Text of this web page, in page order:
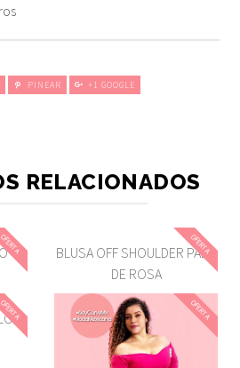
PINEAR +1 GOOGLE
RELACIONADOS
V
OFERTA
BLUSA OFF SHOULDER PALO
DE ROSA
OFERTA